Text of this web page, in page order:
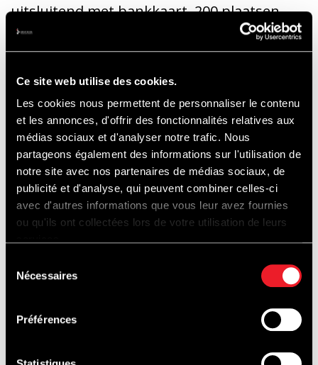
Ce site web utilise des cookies.
Les cookies nous permettent de personnaliser le contenu
et les annonces, d'offrir des fonctionnalités relatives aux
médias sociaux et d'analyser notre trafic. Nous
partageons également des informations sur l'utilisation de
notre site avec nos partenaires de médias sociaux, de
publicité et d'analyse, qui peuvent combiner celles-ci
avec d'autres informations que vous leur avez fournies
ou qu'ils ont collectées lors de votre utilisation de leurs
Nécessaires
Préférences
uitsluitend met bankkaart. 200 plaatsen
beschikbaar.
Toegang tot de camping: van
de eerste dag van het evenement tot20.00
uurop de laatste dag van het evenement.
Geen elektriciteit. Toiletten en douches
beschikbaar in de buurt.
CIRCUIT TOEGANGSKAART